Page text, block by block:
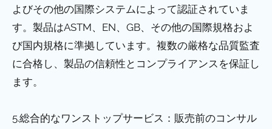
よびその他の国際システムによって認証されていま
す。製品はASTM、EN、GB、その他の国際規格およ
び国内規格に準拠しています。複数の厳格な品質監査
に合格し、製品の信頼性とコンプライアンスを保証し
ます。
5.総合的なワンストップサービス：販売前のコンサル